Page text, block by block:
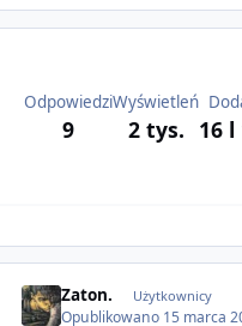
Odpowiedzi
9
Wyświetleń
2 tys. 16 l
Zaton. Użytkownicy
Opublikowano 15 marca